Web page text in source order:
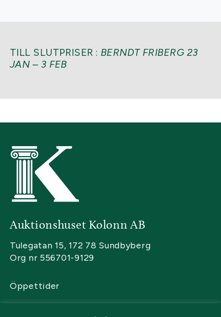
TILL SLUTPRISER : BERNDT FRIBERG 23
JAN – 3 FEB
Auktionshuset Kolonn AB
Tulegatan 15, 172 78 Sundbyberg
Org nr 556701-9129
Öppettider
Kontakta oss